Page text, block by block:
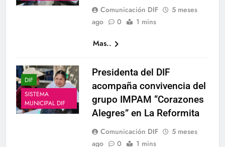
Comunicación DIF
5 meses
ago
0 1 mins
Mas..
DIF
SISTEMA
MUNICIPAL DIF
Presidenta del DIF
acompaña convivencia del
grupo IMPAM “Corazones
Alegres” en La Reformita
Comunicación DIF
5 meses
ago
0 1 mins